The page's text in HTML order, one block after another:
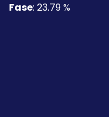
Fase: 23.79 %